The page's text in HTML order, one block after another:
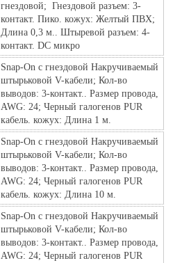
гнездовой;  Гнездовой разъем: 3-
контакт. Пико. кожух: Желтый ПВХ;
Длина 0,3 м.. Штыревой разъем: 4-
контакт. DC микро
Snap-On с гнездовой Накручиваемый
штырьковой V-кабели; Кол-во
выводов: 3-контакт.. Размер провода,
AWG: 24; Черный галогенов PUR
кабель. кожух: Длина 1 м.
Snap-On с гнездовой Накручиваемый
штырьковой V-кабели; Кол-во
выводов: 3-контакт.. Размер провода,
AWG: 24; Черный галогенов PUR
кабель. кожух: Длина 10 м.
Snap-On с гнездовой Накручиваемый
штырьковой V-кабели; Кол-во
выводов: 3-контакт.. Размер провода,
AWG: 24; Черный галогенов PUR